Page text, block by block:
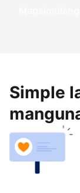
Simple